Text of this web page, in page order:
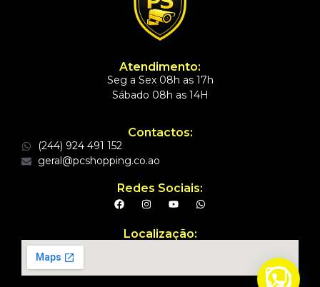
Atendimento:
Seg a Sex 08h as 17h
Sábado 08h as 14H
Contactos:
(244) 924 491 152
geral@pcshopping.co.ao
Redes Sociais:
Localização: